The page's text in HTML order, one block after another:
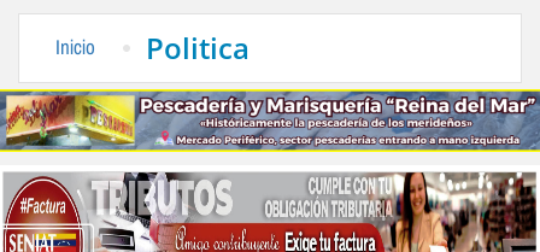
Inicio Politica